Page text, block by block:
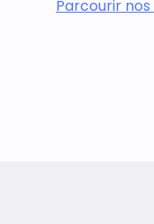
Parcourir